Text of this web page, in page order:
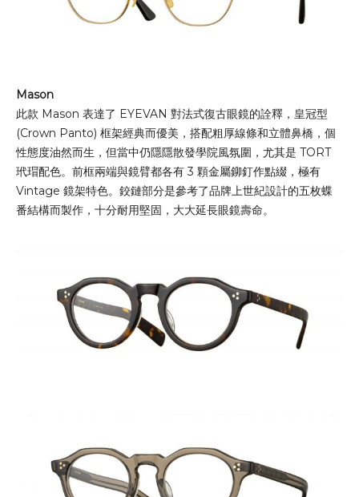
Mason
此款 Mason 表達了 EYEVAN 對法式復古眼鏡的詮釋，皇冠型
(Crown Panto) 框架經典而優美，搭配粗厚線條和立體鼻橋，個
性態度油然而生，但當中仍隱隱散發學院風氛圍，尤其是 TORT
玳瑁配色。前框兩端與鏡臂都各有 3 顆金屬鉚釘作點綴，極有
Vintage 鏡架特色。鉸鏈部分是參考了品牌上世紀設計的五枚蝶
番結構而製作，十分耐用堅固，大大延長眼鏡壽命。